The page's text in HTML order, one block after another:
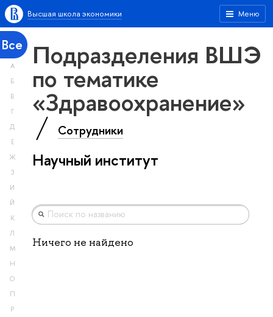
Меню
Высшая школа экономики
Все
А
Б
В
Г
Д
Е
Ж
З
И
Й
К
Л
М
Н
О
П
Р
Подразделения ВШЭ
по тематике
«Здравоохранение»
Сотрудники
Научный институт
Ничего не найдено